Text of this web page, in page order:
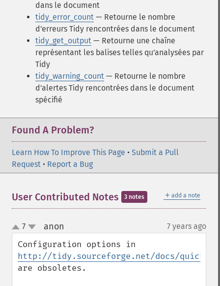
dans le document
tidy_error_count — Retourne le nombre
d'erreurs Tidy rencontrées dans le document
tidy_get_output — Retourne une chaîne
représentant les balises telles qu'analysées par
Tidy
tidy_warning_count — Retourne le nombre
d'alertes Tidy rencontrées dans le document
spécifié
Found A Problem?
Learn How To Improve This Page • Submit a Pull
Request • Report a Bug
＋ add a note
User Contributed Notes 3 notes
up
down
7 anon 7 years ago
http://tidy.sourceforge.net/docs/
are obsoletes.